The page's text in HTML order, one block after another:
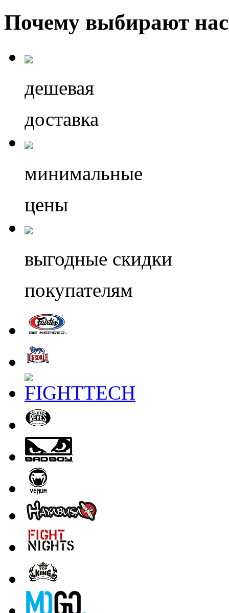
Почему выбирают нас
дешевая
доставка
минимальные
цены
выгодные скидки
покупателям